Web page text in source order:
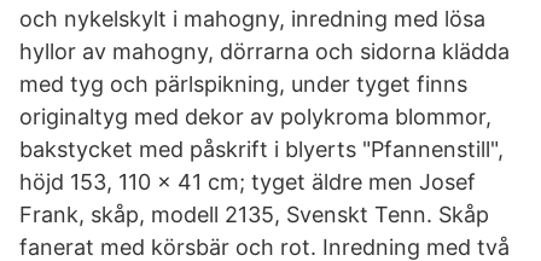
och nykelskylt i mahogny, inredning med lösa
hyllor av mahogny, dörrarna och sidorna klädda
med tyg och pärlspikning, under tyget finns
originaltyg med dekor av polykroma blommor,
bakstycket med påskrift i blyerts "Pfannenstill",
höjd 153, 110 x 41 cm; tyget äldre men Josef
Frank, skåp, modell 2135, Svenskt Tenn. Skåp
fanerat med körsbär och rot. Inredning med två